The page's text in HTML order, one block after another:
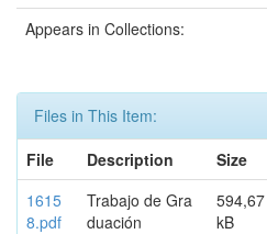
Appears in Collections:
Files in This Item:
File
Description Size
1615
8.pdf
Trabajo de Gra
duación
594,67
kB